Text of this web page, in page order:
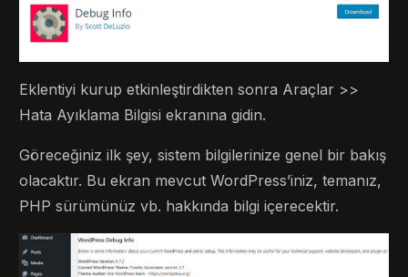
Eklentiyi kurup etkinleştirdikten sonra Araçlar >>
Hata Ayıklama Bilgisi ekranına gidin.
Göreceğiniz ilk şey, sistem bilgilerinize genel bir bakış
olacaktır. Bu ekran mevcut WordPress’iniz, temanız,
PHP sürümünüz vb. hakkında bilgi içerecektir.